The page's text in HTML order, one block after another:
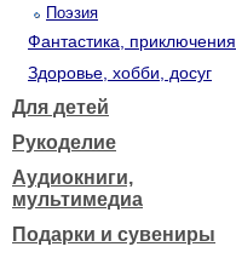
Поэзия
Фантастика, приключения
Здоровье, хобби, досуг
Для детей
Рукоделие
Аудиокниги,
мультимедиа
Подарки и сувениры